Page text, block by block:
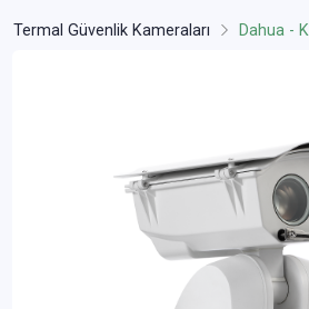
Termal Güvenlik Kameraları Dahua -